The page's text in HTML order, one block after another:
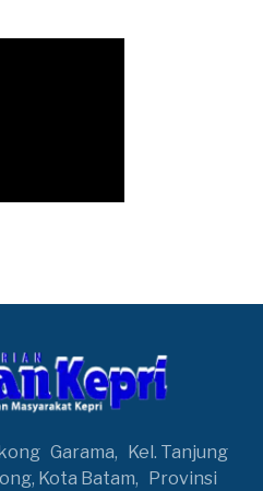
Garama, Kel. Tanjung
Kota Batam, Provinsi